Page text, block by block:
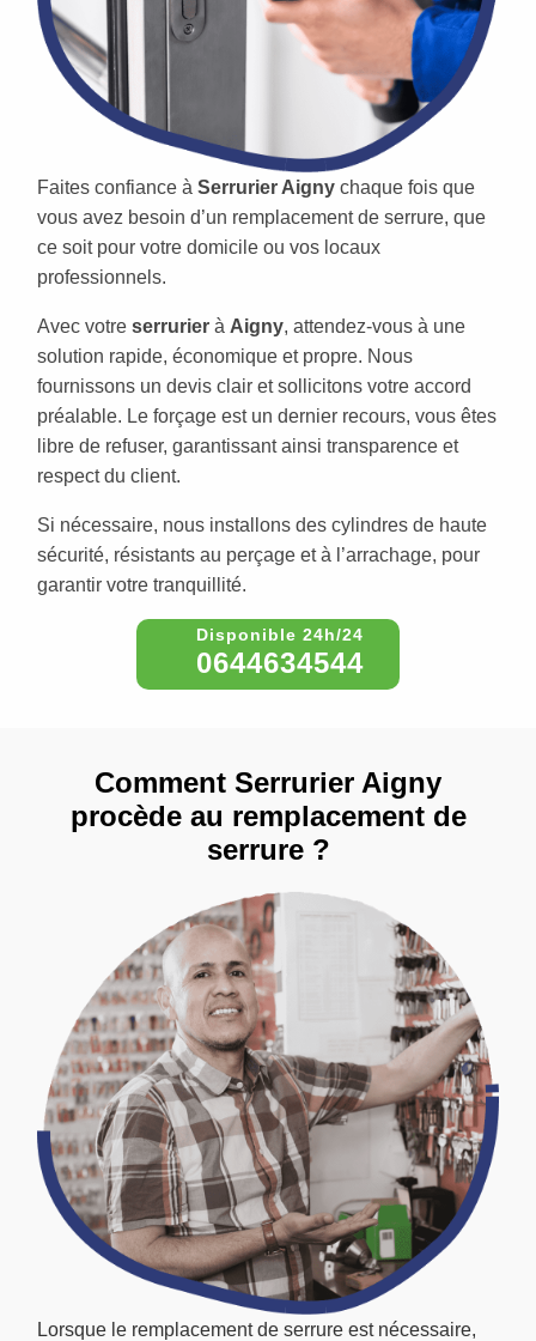
Faites confiance à Serrurier Aigny chaque fois que
vous avez besoin d’un remplacement de serrure, que
ce soit pour votre domicile ou vos locaux
professionnels.
Avec votre serrurier à Aigny, attendez-vous à une
solution rapide, économique et propre. Nous
fournissons un devis clair et sollicitons votre accord
préalable. Le forçage est un dernier recours, vous êtes
libre de refuser, garantissant ainsi transparence et
respect du client.
Si nécessaire, nous installons des cylindres de haute
sécurité, résistants au perçage et à l’arrachage, pour
garantir votre tranquillité.
0644634544
Lorsque le remplacement de serrure est nécessaire,
Comment Serrurier Aigny
procède au remplacement de
serrure ?